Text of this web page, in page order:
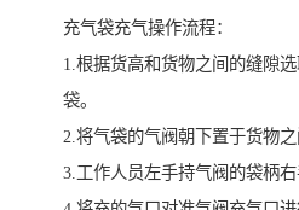
充气袋充气操作流程：
1.根据货高和货物之间的缝隙
袋。
2.将气袋的气阀朝下置于货物之
3.工作人员左手持气阀的袋柄右